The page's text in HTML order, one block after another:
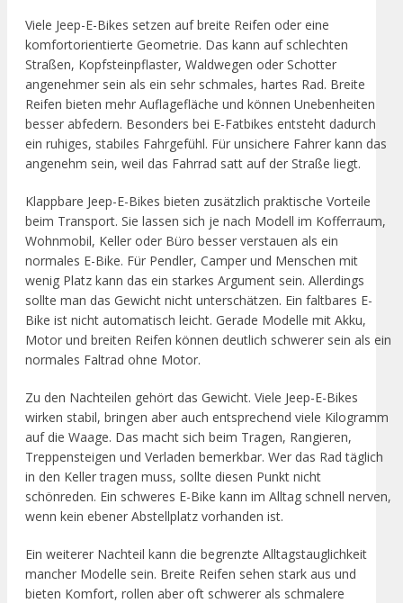
Viele Jeep-E-Bikes setzen auf breite Reifen oder eine
komfortorientierte Geometrie. Das kann auf schlechten
Straßen, Kopfsteinpflaster, Waldwegen oder Schotter
angenehmer sein als ein sehr schmales, hartes Rad. Breite
Reifen bieten mehr Auflagefläche und können Unebenheiten
besser abfedern. Besonders bei E-Fatbikes entsteht dadurch
ein ruhiges, stabiles Fahrgefühl. Für unsichere Fahrer kann das
angenehm sein, weil das Fahrrad satt auf der Straße liegt.
Klappbare Jeep-E-Bikes bieten zusätzlich praktische Vorteile
beim Transport. Sie lassen sich je nach Modell im Kofferraum,
Wohnmobil, Keller oder Büro besser verstauen als ein
normales E-Bike. Für Pendler, Camper und Menschen mit
wenig Platz kann das ein starkes Argument sein. Allerdings
sollte man das Gewicht nicht unterschätzen. Ein faltbares E-
Bike ist nicht automatisch leicht. Gerade Modelle mit Akku,
Motor und breiten Reifen können deutlich schwerer sein als ein
normales Faltrad ohne Motor.
Zu den Nachteilen gehört das Gewicht. Viele Jeep-E-Bikes
wirken stabil, bringen aber auch entsprechend viele Kilogramm
auf die Waage. Das macht sich beim Tragen, Rangieren,
Treppensteigen und Verladen bemerkbar. Wer das Rad täglich
in den Keller tragen muss, sollte diesen Punkt nicht
schönreden. Ein schweres E-Bike kann im Alltag schnell nerven,
wenn kein ebener Abstellplatz vorhanden ist.
Ein weiterer Nachteil kann die begrenzte Alltagstauglichkeit
mancher Modelle sein. Breite Reifen sehen stark aus und
bieten Komfort, rollen aber oft schwerer als schmalere